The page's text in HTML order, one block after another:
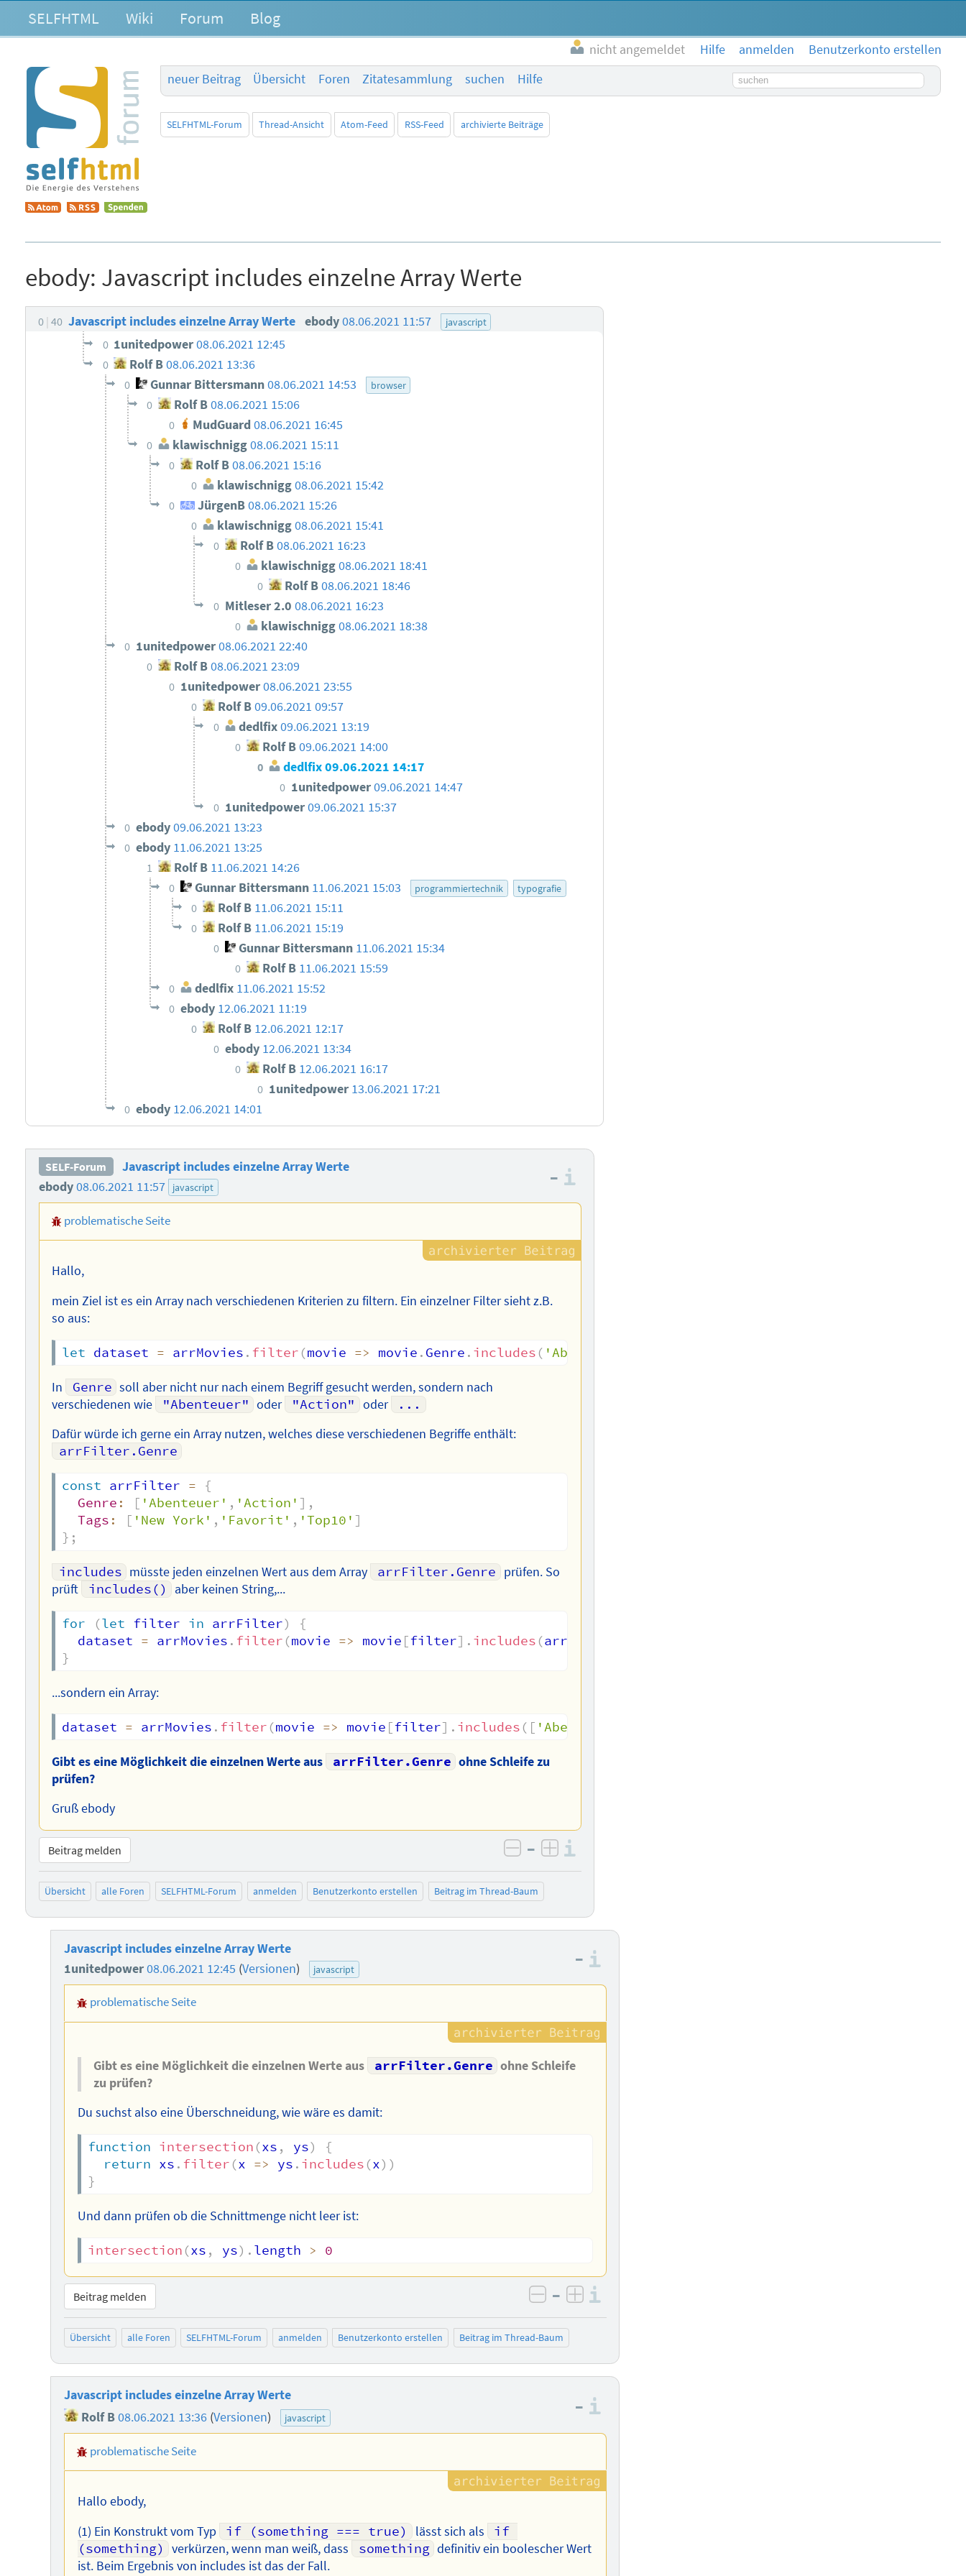
SELFHTML Wiki Forum Blog
nicht angemeldet Hilfe anmelden
Benutzerkonto erstellen
neuer Beitrag
Übersicht Foren Zitatesammlung suchen Hilfe Suchbegriff
SELFHTML-Forum Thread-Ansicht Atom-Feed RSS-Feed archivierte Beiträge
ebody: Javascript includes einzelne Array Werte
0 40 Javascript includes einzelne Array Werte ebody08.06.2021 11:57 javascript
0 1unitedpower08.06.2021 12:45
0 Rolf B08.06.2021 13:36
0 Gunnar Bittersmann08.06.2021 14:53 browser
0 Rolf B08.06.2021 15:06
0 MudGuard 08.06.2021 16:45
0 klawischnigg08.06.2021 15:11
0 Rolf B 08.06.2021 15:16
0 klawischnigg 08.06.2021 15:42
0 JürgenB08.06.2021 15:26
0 klawischnigg 08.06.2021 15:41
0 Rolf B08.06.2021 16:23
0 klawischnigg08.06.2021 18:41
0 Rolf B08.06.2021 18:46
0 Mitleser 2.0 08.06.2021 16:23
0 klawischnigg08.06.2021 18:38
0 1unitedpower08.06.2021 22:40
0 Rolf B08.06.2021 23:09
0 1unitedpower08.06.2021 23:55
0 Rolf B09.06.2021 09:57
0 dedlfix09.06.2021 13:19
0 Rolf B09.06.2021 14:00
0 dedlfix09.06.2021 14:17
0 1unitedpower09.06.2021 14:47
0 1unitedpower09.06.2021 15:37
0 ebody09.06.2021 13:23
0 ebody 11.06.2021 13:25
1 Rolf B 11.06.2021 14:26
0 Gunnar Bittersmann 11.06.2021 15:03 programmiertechnik typografie
0 Rolf B 11.06.2021 15:11
0 Rolf B 11.06.2021 15:19
0 Gunnar Bittersmann 11.06.2021 15:34
0 Rolf B 11.06.2021 15:59
0 dedlfix 11.06.2021 15:52
0 ebody 12.06.2021 11:19
0 Rolf B 12.06.2021 12:17
0 ebody 12.06.2021 13:34
0 Rolf B 12.06.2021 16:17
0 1unitedpower 13.06.2021 17:21
0 ebody 12.06.2021 14:01
SELF-Forum
Javascript includes einzelne Array Werte
ebody08.06.2021 11:57 javascript –
problematische Seite
Hallo,
mein Ziel ist es ein Array nach verschiedenen Kriterien zu filtern. Ein einzelner Filter sieht z.B.
so aus:
let dataset = arrMovies . filter (movie => movie . Genre . includes ( 'Abenteuer'
In Genre soll aber nicht nur nach einem Begriff gesucht werden, sondern nach
verschiedenen wie
"Abenteuer" oder "Action" oder
...
Dafür würde ich gerne ein Array nutzen, welches diese verschiedenen Begriffe enthält:
arrFilter.Genre
const arrFilter =
{
Genre : [ 'Abenteuer' , 'Action' ] ,
Tags : [ 'New York' , 'Favorit' , 'Top10' ]
} ;
includes müsste jeden einzelnen Wert aus dem Array arrFilter.Genre prüfen. So
prüft
includes() aber keinen String,...
for (let filter in arrFilter)
{
  dataset
= arrMovies . filter (movie => movie [filter] . includes (arrFilter
}
...sondern ein Array:
dataset = arrMovies . filter (movie => movie [filter] . includes ( [ 'Abenteuer'
Gibt es eine Möglichkeit die einzelnen Werte aus arrFilter.Genre ohne Schleife zu
prüfen?
Gruß ebody
Beitrag melden negativ bewerten
– positiv bewerten
Übersicht alle Foren SELFHTML-Forum anmelden Benutzerkonto erstellen Beitrag im Thread-Baum
Javascript includes einzelne Array Werte
1unitedpower08.06.2021 12:45 (Versionen) javascript –
problematische Seite
Gibt es eine Möglichkeit die einzelnen Werte aus arrFilter.Genre ohne Schleife
zu prüfen?
Du suchst also eine Überschneidung, wie wäre es damit:
function intersection (xs , ys)
{
return xs . filter (x => ys . includes (x) )
}
Und dann prüfen ob die Schnittmenge nicht leer ist:
intersection (xs , ys) . length > 0
Beitrag melden negativ bewerten
– positiv bewerten
Übersicht alle Foren SELFHTML-Forum anmelden Benutzerkonto erstellen Beitrag im Thread-Baum
Javascript includes einzelne Array Werte
Rolf B08.06.2021 13:36 (Versionen) javascript
–
problematische Seite
Hallo ebody,
(1) Ein Konstrukt vom Typ
if (something === true) lässt sich als
if
(something)
verkürzen, wenn man weiß, dass something definitiv ein boolescher Wert
ist. Beim Ergebnis von includes ist das der Fall.